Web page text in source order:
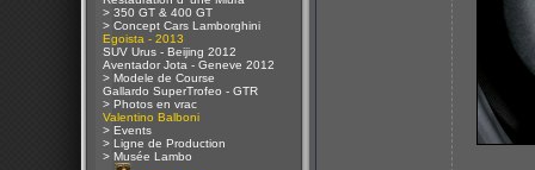
> 350 GT & 400 GT
> Concept Cars Lamborghini
Egoista - 2013
SUV Urus - Beijing 2012
Aventador Jota - Geneve 2012
> Modele de Course
Gallardo SuperTrofeo - GTR
> Photos en vrac
Valentino Balboni
> Events
> Ligne de Production
> Musée Lambo